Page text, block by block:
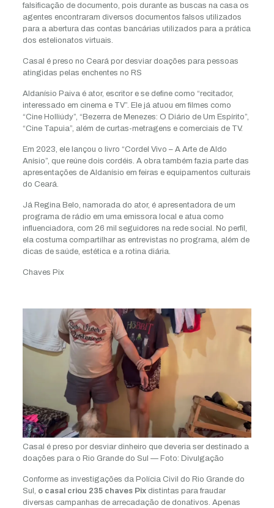
falsificação de documento, pois durante as buscas na casa os
agentes encontraram diversos documentos falsos utilizados
para a abertura das contas bancárias utilizados para a prática
dos estelionatos virtuais.
Casal é preso no Ceará por desviar doações para pessoas
atingidas pelas enchentes no RS
Aldanísio Paiva é ator, escritor e se define como “recitador,
interessado em cinema e TV”. Ele já atuou em filmes como
“Cine Holliúdy”, “Bezerra de Menezes: O Diário de Um Espírito”,
“Cine Tapuia”, além de curtas-metragens e comerciais de TV.
Em 2023, ele lançou o livro “Cordel Vivo – A Arte de Aldo
Anísio”, que reúne dois cordéis. A obra também fazia parte das
apresentações de Aldanísio em feiras e equipamentos culturais
do Ceará.
Já Regina Belo, namorada do ator, é apresentadora de um
programa de rádio em uma emissora local e atua como
influenciadora, com 26 mil seguidores na rede social. No perfil,
ela costuma compartilhar as entrevistas no programa, além de
dicas de saúde, estética e a rotina diária.
Chaves Pix
Casal é preso por desviar dinheiro que deveria ser destinado a
doações para o Rio Grande do Sul — Foto: Divulgação
Conforme as investigações da Polícia Civil do Rio Grande do
Sul, o casal criou 235 chaves Pix distintas para fraudar
diversas campanhas de arrecadação de donativos. Apenas